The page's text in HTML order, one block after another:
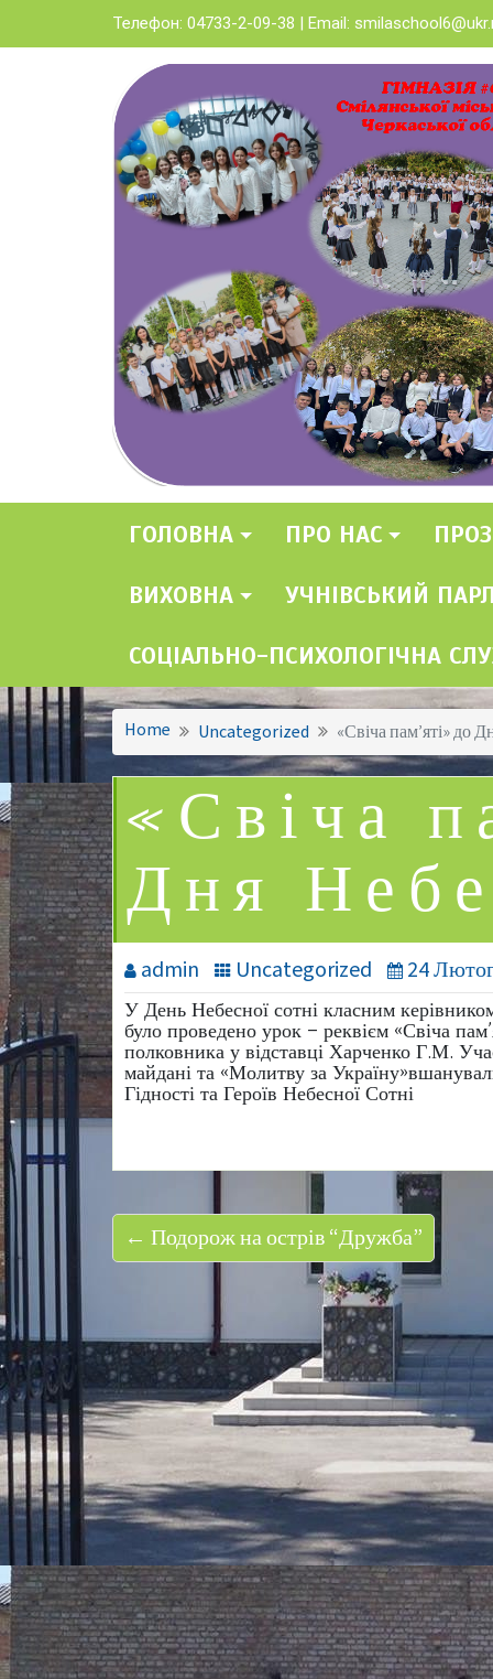
to
Телефон: 04733-2-09-38 | Email:
ГОЛОВНА ПРО НАС
ВИХОВНА УЧНІВСЬКИЙ
СОЦІАЛЬНО-ПСИХОЛОГІЧНА
Home Uncategorized «Свіча пам’яті» до
«Свіча
Дня
admin Uncategorized 24
У День Небесної сотні класним
було проведено урок – реквієм «Свіча
полковника у відставці Харченко Г.М.
майдані та «Молитву за
Гідності та Героїв Небесної Сотні
← Подорож на острів “Дружба”